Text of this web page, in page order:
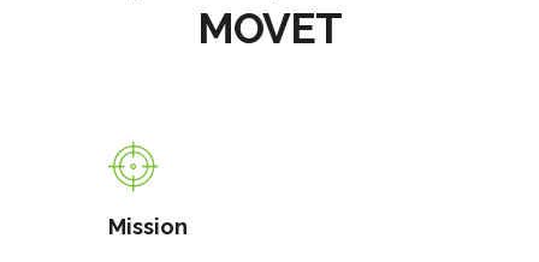
MOVET
Mission